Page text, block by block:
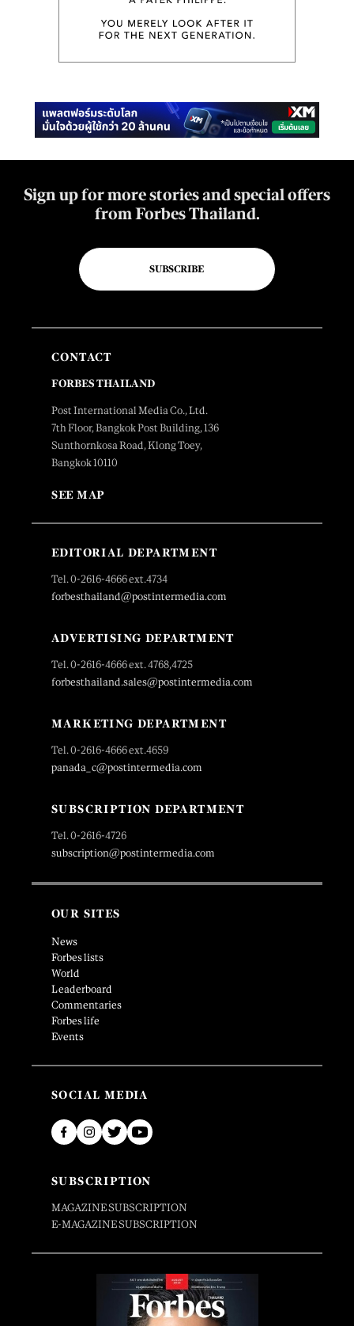
Sign up for more stories and special offers
from Forbes Thailand.
SUBSCRIBE
CONTACT
FORBES THAILAND
Post International Media Co., Ltd.
7th Floor, Bangkok Post Building, 136
Sunthornkosa Road, Klong Toey,
Bangkok 10110
SEE MAP
EDITORIAL DEPARTMENT
Tel. 0-2616-4666 ext.4734
forbesthailand@postintermedia.com
ADVERTISING DEPARTMENT
Tel. 0-2616-4666 ext. 4768,4725
forbesthailand.sales@postintermedia.com
MARKETING DEPARTMENT
Tel. 0-2616-4666 ext.4659
panada_c@postintermedia.com
SUBSCRIPTION DEPARTMENT
Tel. 0-2616-4726
subscription@postintermedia.com
OUR SITES
News
Forbes lists
World
Leaderboard
Commentaries
Forbes life
Events
SOCIAL MEDIA
SUBSCRIPTION
MAGAZINE SUBSCRIPTION
E-MAGAZINE SUBSCRIPTION